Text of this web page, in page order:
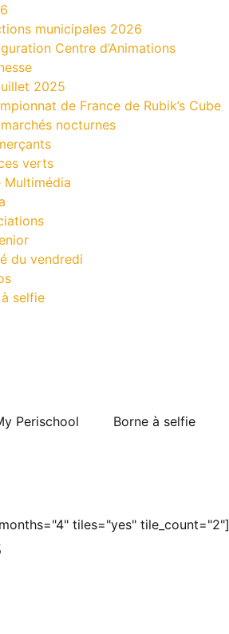
municipales 2026
Centre d’Animations
2025
de France de Rubik’s Cube
nocturnes
verts
Multimédia
du vendredi
selfie
Perischool Borne à selfie
tiles="yes" tile_count="2"]